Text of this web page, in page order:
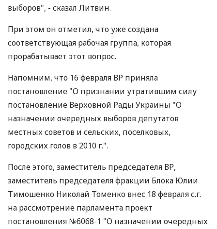
выборов", - сказал Литвин.
При этом он отметил, что уже создана
соответствующая рабочая группа, которая
прорабатывает этот вопрос.
Напомним, что 16 февраля ВР приняла
постановление "О признании утратившим силу
постановление Верховной Рады Украины "О
назначении очередных выборов депутатов
местных советов и сельских, поселковых,
городских голов в 2010 г.".
После этого, заместитель председателя ВР,
заместитель председателя фракции Блока Юлии
Тимошенко Николай Томенко внес 18 февраля с.г.
на рассмотрение парламента проект
постановления №6068-1 "О назначении очередных